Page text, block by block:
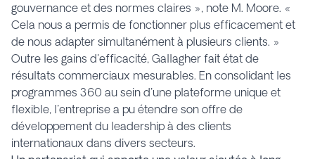
gouvernance et des normes claires », note M. Moore. «
Cela nous a permis de fonctionner plus efficacement et
de nous adapter simultanément à plusieurs clients. »
Outre les gains d'efficacité, Gallagher fait état de
résultats commerciaux mesurables. En consolidant les
programmes 360 au sein d'une plateforme unique et
flexible, l'entreprise a pu étendre son offre de
développement du leadership à des clients
internationaux dans divers secteurs.